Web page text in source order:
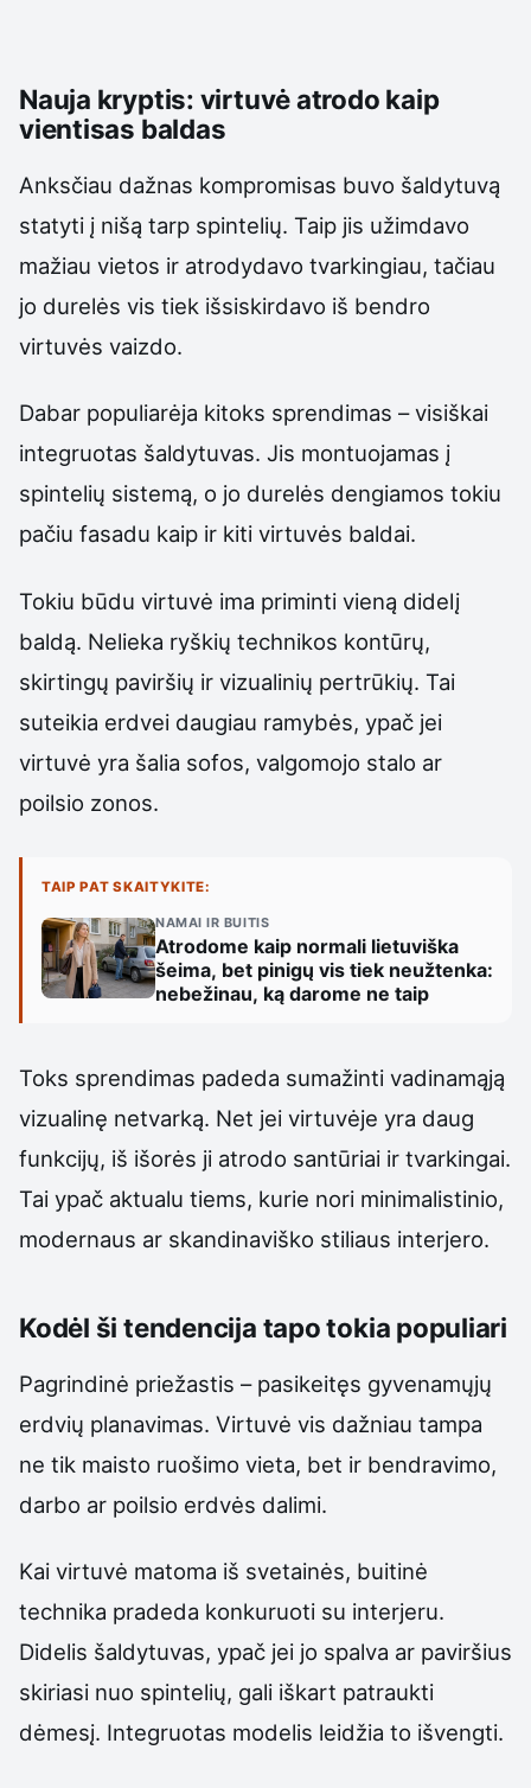
Nauja kryptis: virtuvė atrodo kaip
vientisas baldas
Anksčiau dažnas kompromisas buvo šaldytuvą
statyti į nišą tarp spintelių. Taip jis užimdavo
mažiau vietos ir atrodydavo tvarkingiau, tačiau
jo durelės vis tiek išsiskirdavo iš bendro
virtuvės vaizdo.
Dabar populiarėja kitoks sprendimas – visiškai
integruotas šaldytuvas. Jis montuojamas į
spintelių sistemą, o jo durelės dengiamos tokiu
pačiu fasadu kaip ir kiti virtuvės baldai.
Tokiu būdu virtuvė ima priminti vieną didelį
baldą. Nelieka ryškių technikos kontūrų,
skirtingų paviršių ir vizualinių pertrūkių. Tai
suteikia erdvei daugiau ramybės, ypač jei
virtuvė yra šalia sofos, valgomojo stalo ar
poilsio zonos.
TAIP PAT SKAITYKITE:
NAMAI IR BUITIS
Atrodome kaip normali lietuviška
šeima, bet pinigų vis tiek neužtenka:
nebežinau, ką darome ne taip
Toks sprendimas padeda sumažinti vadinamąją
vizualinę netvarką. Net jei virtuvėje yra daug
funkcijų, iš išorės ji atrodo santūriai ir tvarkingai.
Tai ypač aktualu tiems, kurie nori minimalistinio,
modernaus ar skandinaviško stiliaus interjero.
Kodėl ši tendencija tapo tokia populiari
Pagrindinė priežastis – pasikeitęs gyvenamųjų
erdvių planavimas. Virtuvė vis dažniau tampa
ne tik maisto ruošimo vieta, bet ir bendravimo,
darbo ar poilsio erdvės dalimi.
Kai virtuvė matoma iš svetainės, buitinė
technika pradeda konkuruoti su interjeru.
Didelis šaldytuvas, ypač jei jo spalva ar paviršius
skiriasi nuo spintelių, gali iškart patraukti
dėmesį. Integruotas modelis leidžia to išvengti.